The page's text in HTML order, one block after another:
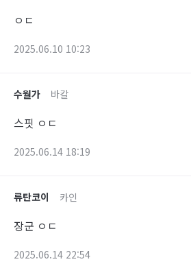
ㅇㄷ
2025.06.10 10:23
수월가 바칼
스핏 ㅇㄷ
2025.06.14 18:19
류탄코이 카인
장군 ㅇㄷ
2025.06.14 22:54